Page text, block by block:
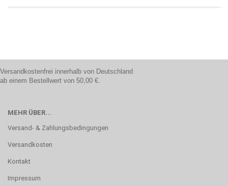
Versandkostenfrei innerhalb von Deutschland
ab einem Bestellwert von 50,00 €.
MEHR ÜBER...
Versand- & Zahlungsbedingungen
Versandkosten
Kontakt
Impressum